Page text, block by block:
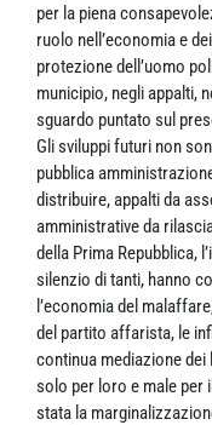
per la piena
ruolo nell’economia e
protezione dell’uomo
municipio, negli appalti,
sguardo puntato sul
Gli sviluppi futuri non
pubblica
distribuire, appalti da
amministrative da
della Prima Repubblica,
silenzio di tanti, hanno
l’economia del
del partito affarista, le
continua mediazione
solo per loro e male per
stata la